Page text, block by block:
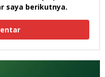
saya berikutnya.